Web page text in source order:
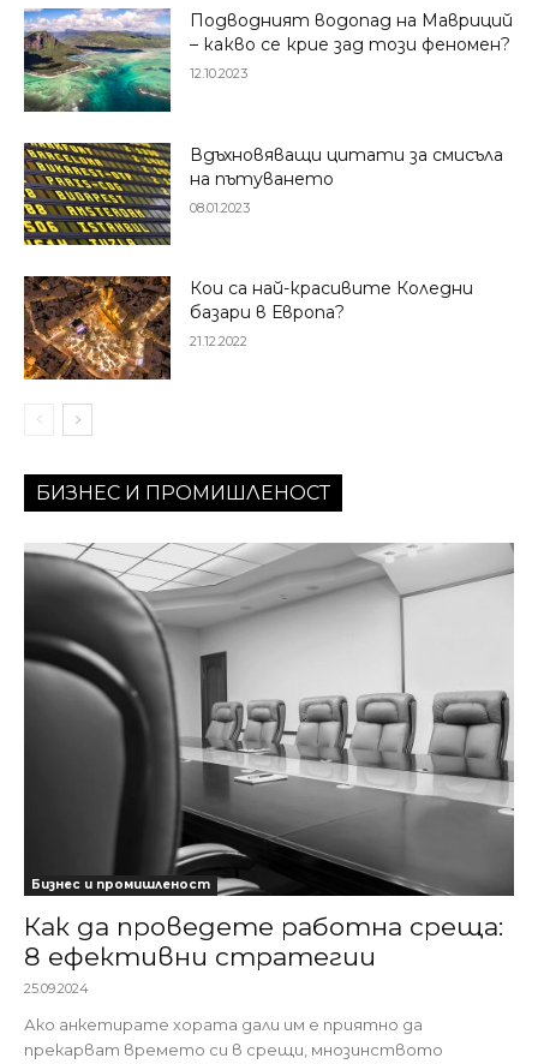
Подводният водопад на Мавриций
– какво се крие зад този феномен?
12.10.2023
Вдъхновяващи цитати за смисъла
на пътуването
08.01.2023
Кои са най-красивите Коледни
базари в Европа?
21.12.2022
БИЗНЕС И ПРОМИШЛЕНОСТ
Бизнес и промишленост
Как да проведете работна среща:
8 ефективни стратегии
25.09.2024
Ако анкетирате хората дали им е приятно да
прекарват времето си в срещи, мнозинството